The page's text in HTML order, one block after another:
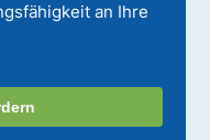
an Ihre